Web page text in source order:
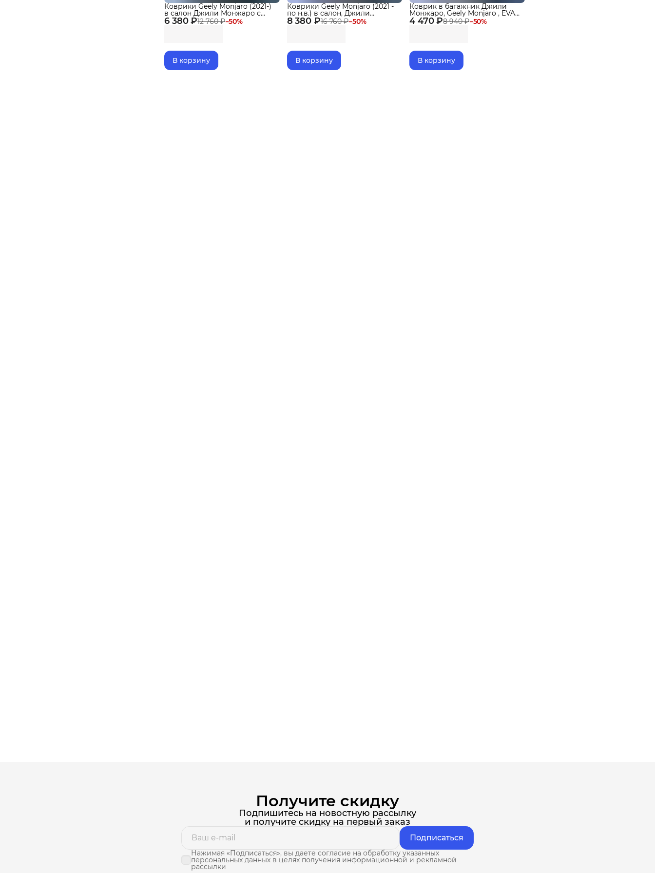
6 380 ₽12 760 ₽−50%
Коврики Geely Monjaro (2021-)
в салон Джили Монжаро с
бортиками
В корзину
8 380 ₽16 760 ₽−50%
Коврики Geely Monjaro (2021 -
по н.в.) в салон, Джили
Монжаро рестайлинг (2024 -
по н.в.) с бортиками, эва, eva
В корзину
4 470 ₽8 940 ₽−50%
Коврик в багажник Джили
Монжаро, Geely Monjaro , EVA
3D
В корзину
Получите скидку
Подпишитесь на новостную рассылку
и получите скидку на первый заказ
Подписаться
Нажимая «Подписаться», вы даете согласие на обработку указанных
персональных данных в целях получения информационной и рекламной
рассылки